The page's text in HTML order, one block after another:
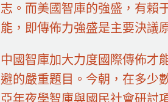
志。而美國智庫的強盛，有賴
能，即傳佈力強盛是主要決議
中國智庫加大力度國際傳佈才
避的嚴重題目。今朝，在多少
亞年夜學智庫與國民社會研討